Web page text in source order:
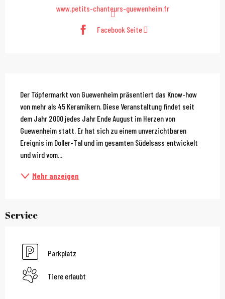
www.petits-chanteurs-guewenheim.fr
Facebook Seite
Beschreibung
Der Töpfermarkt von Guewenheim präsentiert das Know-how
von mehr als 45 Keramikern. Diese Veranstaltung findet seit
dem Jahr 2000 jedes Jahr Ende August im Herzen von
Guewenheim statt. Er hat sich zu einem unverzichtbaren
Ereignis im Doller-Tal und im gesamten Südelsass entwickelt
und wird vom...
Mehr anzeigen
Service
Parkplatz
Tiere erlaubt